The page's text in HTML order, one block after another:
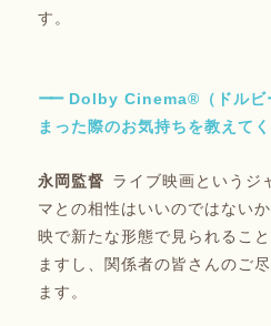
す。
Dolby Cinema®（ドルビ
まった際のお気持ちを教えてく
ライブ映画というジ
マとの相性はいいのではない
映で新たな形態で見られるこ
ますし、関係者の皆さんのご
ます。